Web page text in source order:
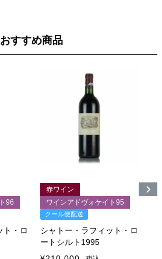
おすすめ商品
ワインアドヴォケイト95
クール便配送
シャトー・ラフィット・ロ
ートシルト1995
赤ワイン
プリムール